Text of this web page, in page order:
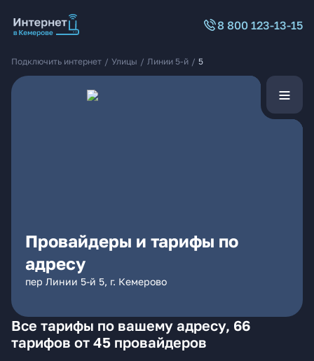
8 800 123-13-15
Подключить интернет / Улицы / Линии 5-й / 5
Провайдеры и тарифы по
адресу
пер Линии 5-й 5, г. Кемерово
Все тарифы по вашему адресу, 66
тарифов от 45 провайдеров